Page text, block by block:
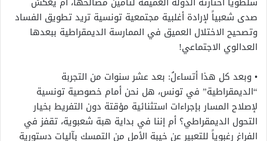
صدى شعبياً لإرادة أغلبية مجتمعية تونسية تريد تطويق الفساد
وتصحيح الاختلال العميق في الممارسة الديمقراطية ببعدها
العدالوي الاجتماعي!
• وبعد كل هذا أتساءلُ: بعد عشر سنوات من التجربة
“الديمقراطية” في تونس، هل نحن أمام خصوصية تونسية
لإصلاح المسار بإجراءات استثنائية مؤقتة دون التفريط بخيار
التحول الديمقراطي؟ أم إننا في بداية هبة شعبوية، تقفز في
الفراغ رغبوياً للتعبير عن خيبة الأمل من التمسك بآليات دستورية